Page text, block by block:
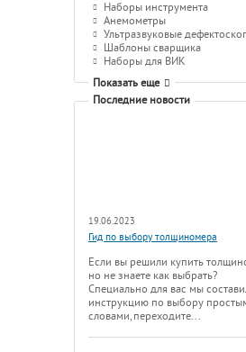
Наборы инструмента
Анемометры
Ультразвуковые
Шаблоны сварщика
Наборы для ВИК
Показать еще
Последние новости
19.06.2023
Гид по выбору толщиномера
Если вы решили купить
но не знаете как выбрать?
Специально для вас мы
инструкцию по выбору
словами, переходите...